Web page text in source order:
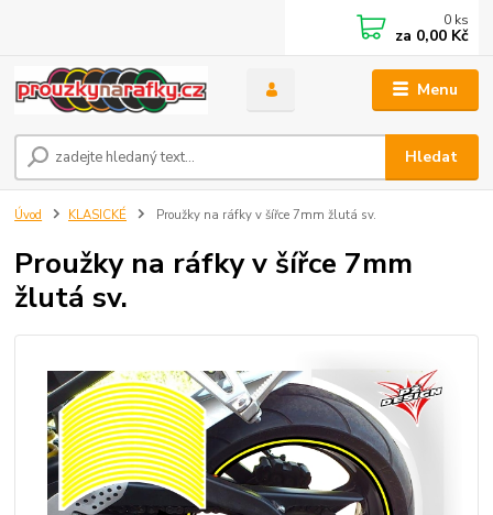
Menu
Hledat
0 ks
za 0,00 Kč
Úvod KLASICKÉ Proužky na ráfky v šířce 7mm žlutá sv.
Proužky na ráfky v šířce 7mm
žlutá sv.